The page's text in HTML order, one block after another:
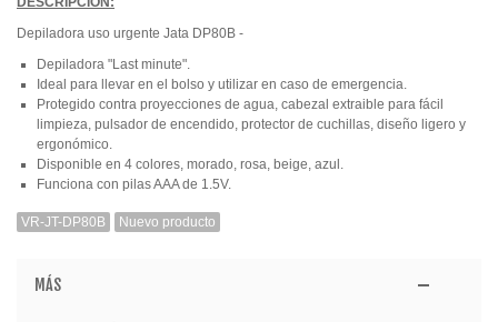
Depiladora uso urgente Jata DP80B -
Depiladora "Last minute".
Ideal para llevar en el bolso y utilizar en caso de emergencia.
Protegido contra proyecciones de agua, cabezal extraible para fácil
limpieza, pulsador de encendido, protector de cuchillas, diseño ligero y
ergonómico.
Disponible en 4 colores, morado, rosa, beige, azul.
Funciona con pilas AAA de 1.5V.
VR-JT-DP80B Nuevo producto
MÁS